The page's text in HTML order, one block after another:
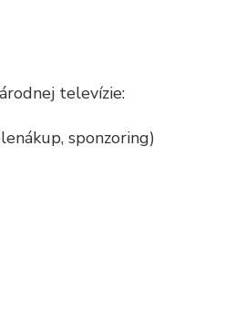
televízie:
sponzoring)